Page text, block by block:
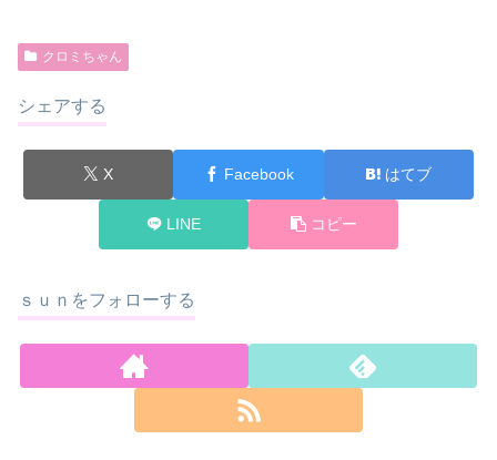
クロミちゃん
シェアする
X Facebook はてブ
LINE コピー
ｓｕｎをフォローする